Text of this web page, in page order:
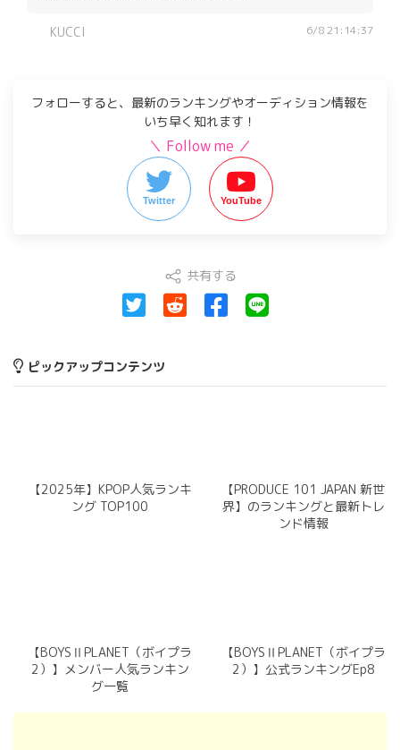
KUCCI 6/8 21:14:37
フォローすると、最新のランキングやオーディション情報を
いち早く知れます！
＼ Follow me ／
Twitter YouTube
共有する
ピックアップコンテンツ
【2025年】KPOP人気ランキ
ング TOP100
【PRODUCE 101 JAPAN 新世
界】のランキングと最新トレ
ンド情報
【BOYSⅡPLANET（ボイプラ
2）】メンバー人気ランキン
グ一覧
【BOYSⅡPLANET（ボイプラ
2）】公式ランキングEp8